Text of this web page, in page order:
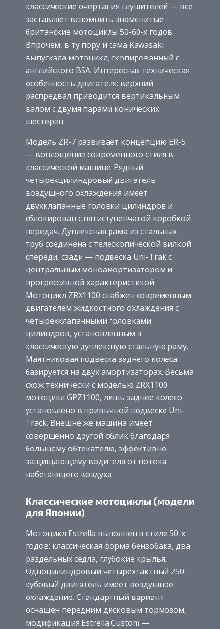
классические очертания глушителей — все
заставляет вспомнить знаменитые
британские мотоциклы 50-60-х годов.
Впрочем, в ту пору и сама Kawasaki
выпускала мотоцикл, скопированный с
английского BSA. Интересная техническая
особенность двигателя: верхний
распредвал приводится вертикальным
валом с двумя парами конических
шестерен.
Модель ZR-7 развивает концепцию ER-5
— воплощение современного стиля в
классической машине. Рядный
четырехцилиндровый двигатель
воздушного охлаждения имеет
двухклапанные головки цилиндров и
сблокирован с пятиступенчатой коробкой
передач. Дуплексная рама из стальных
труб соединена с телескопической вилкой
спереди, сзади — подвеска Uni-Trak с
центральным моноамортизатором и
прогрессивной характеристикой.
Мотоцикл ZRX1100 снабжен современным
двигателем жидкостного охлаждения с
четырехклапанными головками
цилиндров, установленным в
классическую дуплексную стальную раму.
Маятниковая подвеска заднего колеса
базируется на двух амортизаторах. Весьма
схож технически с моделью ZRX1100
мотоцикл GPZ1100, лишь заднее колесо
установлено в привычной подвеске Uni-
Track. Внешне же машина имеет
совершенно другой облик благодаря
большому обтекателю, эффективно
защищающему водителя от потока
набегающего воздуха.
Классические мотоциклы (модели
для Японии)
Мотоцикл Estrella выполнен в стиле 50-х
годов: классическая форма бензобака, два
раздельных седла, глубокие крылья.
Одноцилиндровый четырехтактный 250-
кубовый двигатель имеет воздушное
охлаждение. Стандартный вариант
оснащен передним дисковым тормозом,
модификация Estrella Custom —